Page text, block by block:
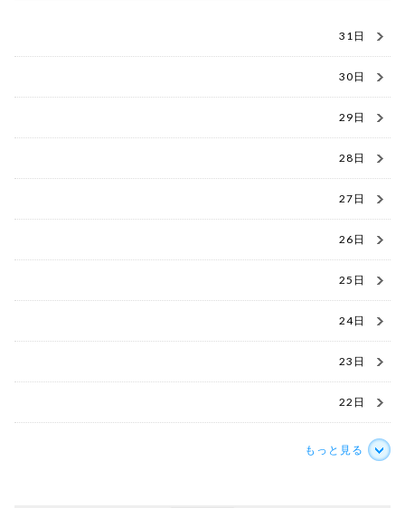
31日
30日
29日
28日
27日
26日
25日
24日
23日
22日
もっと見る